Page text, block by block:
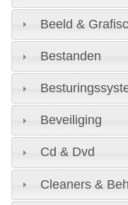
Beeld &
Bestanden
Beveiliging
Cd & Dvd
Cleaners &